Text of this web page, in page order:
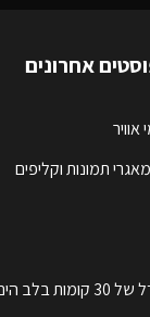
אחרונים
תמונות וקליפים
בלב הים